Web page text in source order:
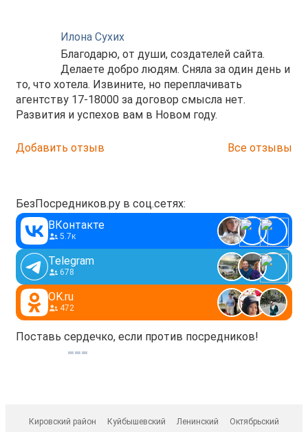
Илона Сухих
Благодарю, от души, создателей сайта.
Делаете добро людям. Сняла за один день и
то, что хотела. Извините, но переплачивать
агентству 17-18000 за договор смысла нет.
Развития и успехов вам в Новом году.
Добавить отзыв Все отзывы
БезПосредников.ру в соц.сетях:
ВКонтакте
5.7к
Telegram
678
OK.ru
472
Поставь сердечко, если против посредников!
Кировский район Куйбышевский Ленинский Октябрьский